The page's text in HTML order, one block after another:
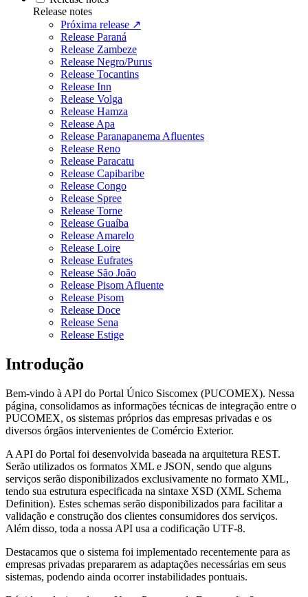
Release notes
Próxima release ↗
Release Paraná
Release Zambeze
Release Negro/Purus
Release Tocantins
Release Inn
Release Volga
Release Hamza
Release Apa
Release Paranapanema Afluentes
Release Reno
Release Paracatu
Release Capibaribe
Release Congo
Release Spree
Release Torne
Release Guaíba
Release Amarelo
Release Loire
Release Eufrates
Release São João
Release Pisom Afluente
Release Pisom
Release Doce
Release Sena
Release Estige
Introdução
Bem-vindo à API do Portal Único Siscomex (PUCOMEX). Nessa
página, consolidamos as informações técnicas de integração entre o
PUCOMEX, os sistemas próprios das empresas privadas e os
diversos órgãos intervenientes de Comércio Exterior.
A API do Portal foi desenvolvida baseada na arquitetura REST.
Serão utilizados os formatos XML e JSON, sendo que alguns
serviços serão disponibilizados exclusivamente no formato XML,
tendo sua estrutura especificada na sintaxe XSD (XML Schema
Definition). Estes schemas serão disponibilizados para facilitar a
validação e construção dos clientes consumidores dos serviços.
Além disso, toda a nossa API usa a codificação UTF-8.
Destacamos que o sistema foi implementado recentemente para as
empresas privadas prepararem as adaptações necessárias em seus
sistemas, podendo ainda ocorrer instabilidades pontuais.